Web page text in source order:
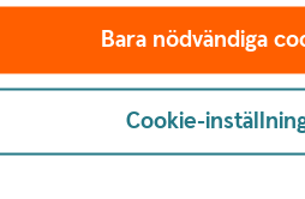
utöver kortslip.
Bara nödvändiga
Cookie-